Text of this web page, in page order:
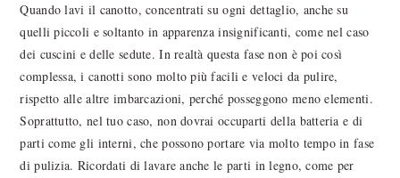
Quando lavi il canotto, concentrati su ogni dettaglio, anche su
quelli piccoli e soltanto in apparenza insignificanti, come nel caso
dei cuscini e delle sedute. In realtà questa fase non è poi così
complessa, i canotti sono molto più facili e veloci da pulire,
rispetto alle altre imbarcazioni, perché posseggono meno elementi.
Soprattutto, nel tuo caso, non dovrai occuparti della batteria e di
parti come gli interni, che possono portare via molto tempo in fase
di pulizia. Ricordati di lavare anche le parti in legno, come per